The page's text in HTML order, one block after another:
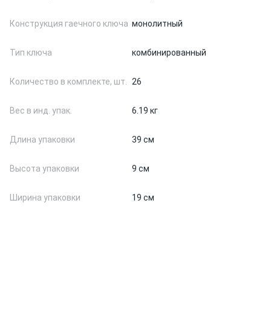
Конструкция гаечного ключа монолитный
Тип ключа комбинированный
Количество в комплекте, шт. 26
Вес в инд. упак. 6.19 кг
Длина упаковки 39 см
Высота упаковки 9 см
Ширина упаковки 19 см